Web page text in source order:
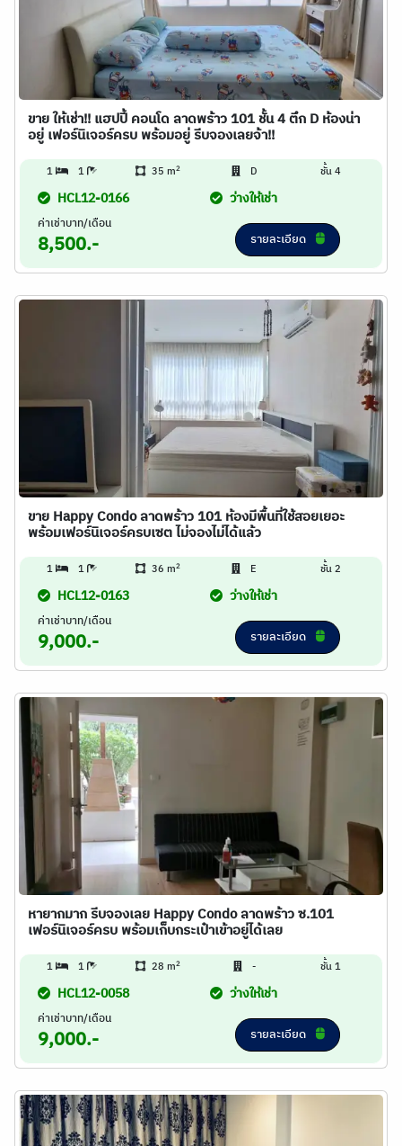
ขาย ให้เช่า!! แฮปปี้ คอนโด ลาดพร้าว 101 ชั้น 4 ตึก D ห้องน่า
อยู่ เฟอร์นิเจอร์ครบ พร้อมอยู่ รีบจองเลยจ้า!!
1 1 35 m2 D ชั้น 4
HCL12-0166 ว่างให้เช่า
ค่าเช่าบาท/เดือน
8,500.- รายละเอียด
ขาย Happy Condo ลาดพร้าว 101 ห้องมีพื้นที่ใช้สอยเยอะ
พร้อมเฟอร์นิเจอร์ครบเซต ไม่จองไม่ได้แล้ว
1 1 36 m2 E ชั้น 2
HCL12-0163 ว่างให้เช่า
ค่าเช่าบาท/เดือน
9,000.- รายละเอียด
หายากมาก รีบจองเลย Happy Condo ลาดพร้าว ซ.101
เฟอร์นิเจอร์ครบ พร้อมเก็บกระเป๋าเข้าอยู่ได้เลย
1 1 28 m2 - ชั้น 1
HCL12-0058 ว่างให้เช่า
ค่าเช่าบาท/เดือน
9,000.- รายละเอียด